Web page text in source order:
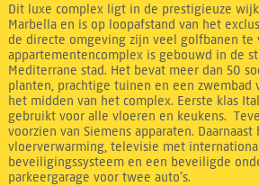
Dit luxe complex ligt in de prestigieuze wijk
Marbella en is op loopafstand van het
de directe omgeving zijn veel golfbanen te
appartementencomplex is gebouwd in de
Mediterrane stad. Het bevat meer dan 50
planten, prachtige tuinen en een zwembad
het midden van het complex. Eerste klas
gebruikt voor alle vloeren en keukens.
voorzien van Siemens apparaten.
vloerverwarming, televisie met
beveiligingssysteem en een beveiligde
parkeergarage voor twee auto’s.